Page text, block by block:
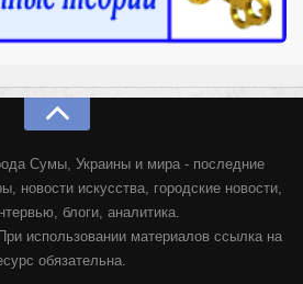
Сумы, Украины и мира - последние
новости искусства, городские новости,
блоги, аналитика.
использовании материалов ссылка на
обязательна.